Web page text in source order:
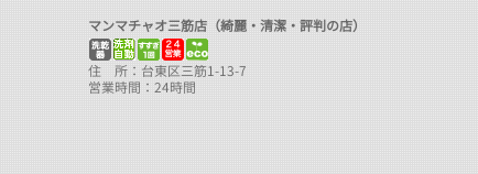
マンマチャオ三筋店（綺麗・清潔・評判の店）
住 所：台東区三筋1-13-7
営業時間：24時間